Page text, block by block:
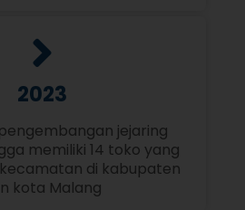
2023
jejaring
memiliki 14 toko yang
di kabupaten
kota Malang